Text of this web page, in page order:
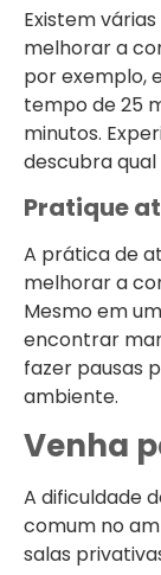
Existem
melhorar a
por exemplo,
tempo de 25
minutos.
descubra
Pratique
A prática de
melhorar a
Mesmo em
encontrar
fazer pausas
ambiente.
Venha
A dificuldade
comum no
salas